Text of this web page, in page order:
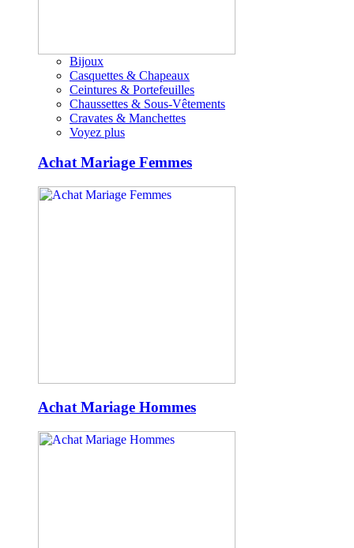
Bijoux
Casquettes & Chapeaux
Ceintures & Portefeuilles
Chaussettes & Sous-Vêtements
Cravates & Manchettes
Voyez plus
Achat Mariage Femmes
Achat Mariage Hommes